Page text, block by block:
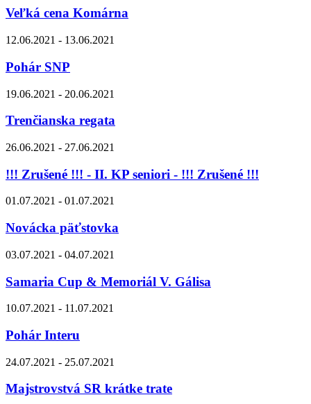
Veľká cena Komárna
12.06.2021 - 13.06.2021
Pohár SNP
19.06.2021 - 20.06.2021
Trenčianska regata
26.06.2021 - 27.06.2021
!!! Zrušené !!! - II. KP seniori - !!! Zrušené !!!
01.07.2021 - 01.07.2021
Novácka päťstovka
03.07.2021 - 04.07.2021
Samaria Cup & Memoriál V. Gálisa
10.07.2021 - 11.07.2021
Pohár Interu
24.07.2021 - 25.07.2021
Majstrovstvá SR krátke trate